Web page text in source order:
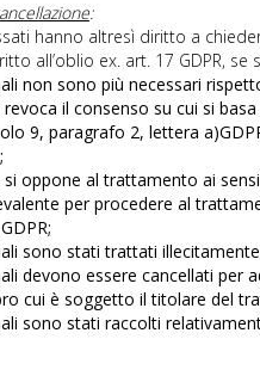
:
hanno altresì diritto a
all’oblio ex. art. 17 GDPR,
non sono più necessari
il consenso su cui si
9, paragrafo 2, lettera
oppone al trattamento ai
per procedere al
sono stati trattati
devono essere cancellati per
cui è soggetto il titolare del
sono stati raccolti